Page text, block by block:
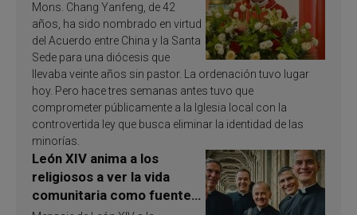
Mons. Chang Yanfeng, de 42
años, ha sido nombrado en virtud
del Acuerdo entre China y la Santa
Sede para una diócesis que
llevaba veinte años sin pastor. La ordenación tuvo lugar
hoy. Pero hace tres semanas antes tuvo que
comprometer públicamente a la Iglesia local con la
controvertida ley que busca eliminar la identidad de las
minorías.
León XIV anima a los
religiosos a ver la vida
comunitaria como fuente